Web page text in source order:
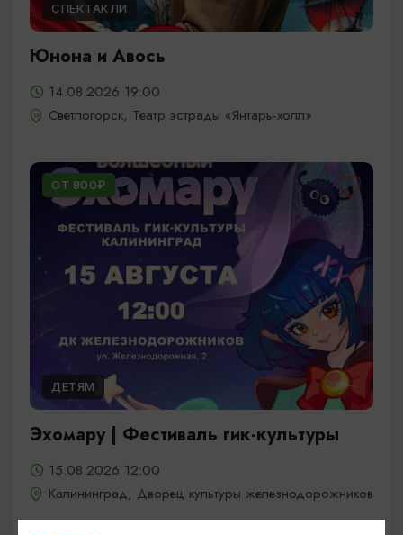
СПЕКТАКЛИ
Юнона и Авось
14.08.2026 19:00
Светлогорск, Театр эстрады «Янтарь-холл»
ОТ 800₽
ДЕТЯМ
Эхомару | Фестиваль гик-культуры
15.08.2026 12:00
Калининград, Дворец культуры железнодорожников